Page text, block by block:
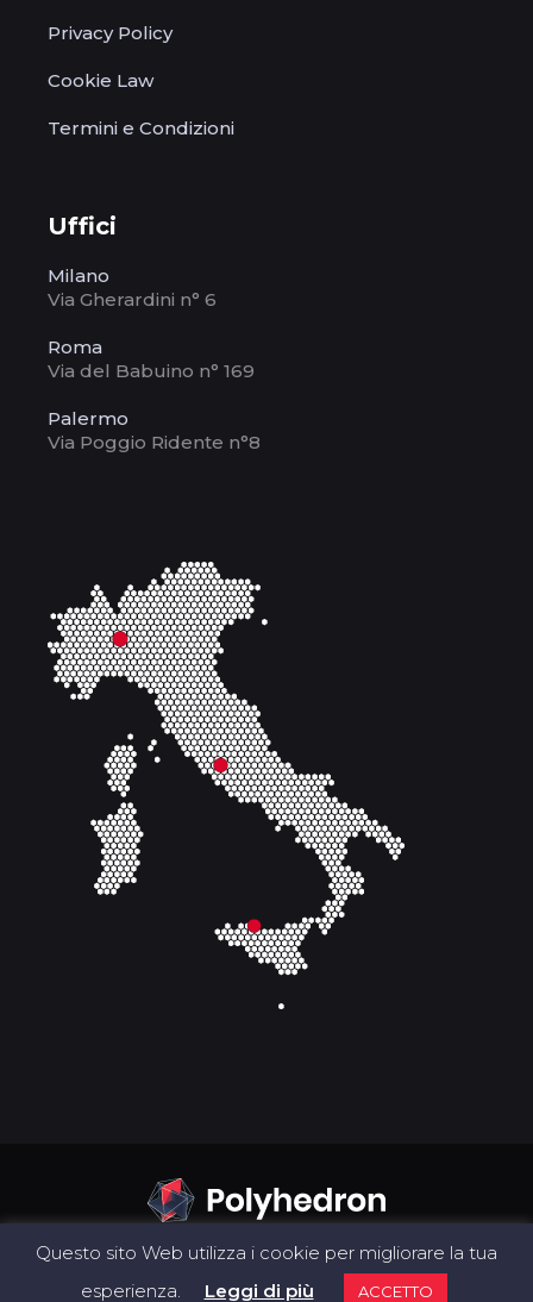
Privacy Policy
Cookie Law
Termini e Condizioni
Uffici
Milano
Via Gherardini n° 6
Roma
Via del Babuino n° 169
Palermo
Via Poggio Ridente n°8
Questo sito Web utilizza i cookie per migliorare la tua
esperienza.
Leggi di più ACCETTO